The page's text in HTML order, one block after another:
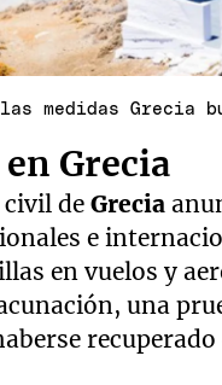
medidas Grecia
Grecia
civil deGrecia
e
en vuelos y
una